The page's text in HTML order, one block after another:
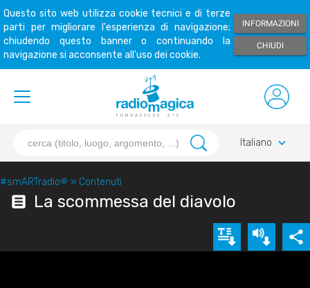
Questo sito web utilizza cookie tecnici e di terze
parti per migliorare l'esperienza di navigazione;
chiudendo questo banner o continuando la
navigazione si acconsente all'uso dei cookie.
INFORMAZIONI
CHIUDI
Italiano keyboard_arrow_down
#smARTradio® » Contenuti
La scommessa del diavolo